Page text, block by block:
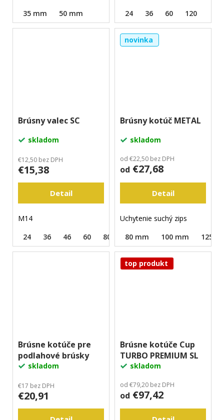
35 mm
50 mm
24
36 60 120
Brúsny valec SC
skladom
€12,50 bez DPH
€15,38
Detail
M14
24
36 46 60 80 120 220
novinka
Brúsny kotúč METAL
skladom
od €22,50 bez DPH
od €27,68
Detail
Uchytenie suchý zips
80 mm
100 mm 125
Brúsne kotúče pre
podlahové brúsky
skladom
€17 bez DPH
€20,91
top produkt
Brúsne kotúče Cup
TURBO PREMIUM SL
skladom
od €79,20 bez DPH
od €97,42